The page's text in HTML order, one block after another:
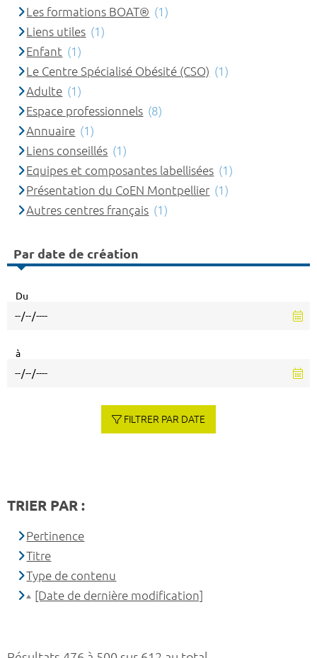
Les formations BOAT® (1)
Liens utiles (1)
Enfant (1)
Le Centre Spécialisé Obésité (CSO) (1)
Adulte (1)
Espace professionnels (8)
Annuaire (1)
Liens conseillés (1)
Equipes et composantes labellisées (1)
Présentation du CoEN Montpellier (1)
Autres centres français (1)
Par date de création
Du
à
FILTRER PAR DATE
TRIER PAR :
Pertinence
Titre
Type de contenu
[Date de dernière modification]